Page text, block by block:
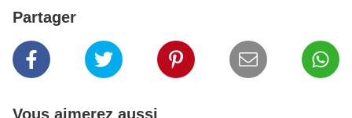
Partager
Vous aimerez aussi